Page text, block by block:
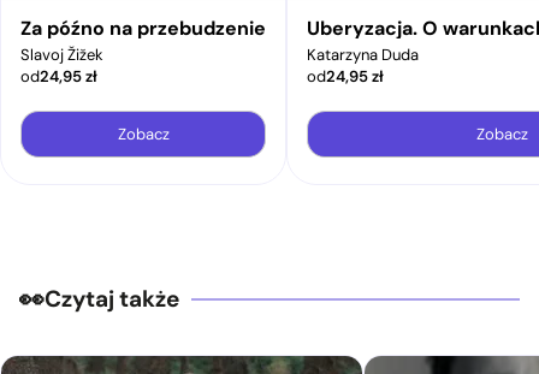
Za późno na przebudzenie
Slavoj Žižek
od24,95zł
Zobacz
Uberyzacja. O
Katarzyna Duda
od24,95zł
Zobacz
Czytaj także